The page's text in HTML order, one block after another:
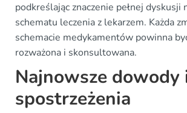
podkreślając znaczenie pełnej dyskusji
schematu leczenia z lekarzem. Każda
schemacie medykamentów powinna
rozważona i skonsultowana.
Najnowsze dowody
spostrzeżenia